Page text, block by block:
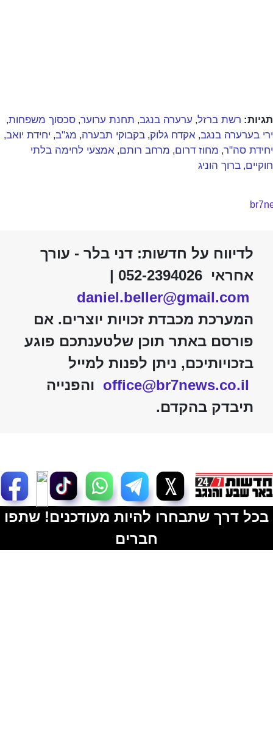
תגיות: רשת ברזל, ערערה בנגב, תחנת ערוער, סכסוך משפחות,
ירי בערערה בנגב, אקדח גלוק, בקבוקי תבערה, מג"ב, יחידת יואב,
יחידת סה"ר, מחוז דרום, מרחב רותם, אמצעי לחימה בלתי
חוקיים, ברוך הוניג
לדיווח על חדשות: דני בלר - עורך
אחראי 052-2394026 |
daniel.beller@gmail.com
המערכת מכבדת זכויות יוצרים. אם
פורסם באתר תוכן שלטענתכם פוגע
בזכויותיכם, ניתן לפנות למייל
office@br7news.co.il והפנייה
תיבדק בהקדם.
בכל דרך שתבחרו להיות מעודכנים! שתפו
חברים